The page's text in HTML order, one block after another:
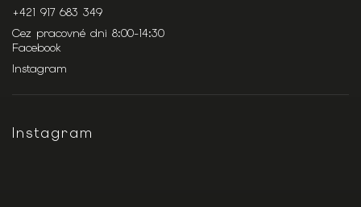
+421 917 683 349
Cez pracovné dni 8:00-14:30
Facebook
Instagram
Instagram